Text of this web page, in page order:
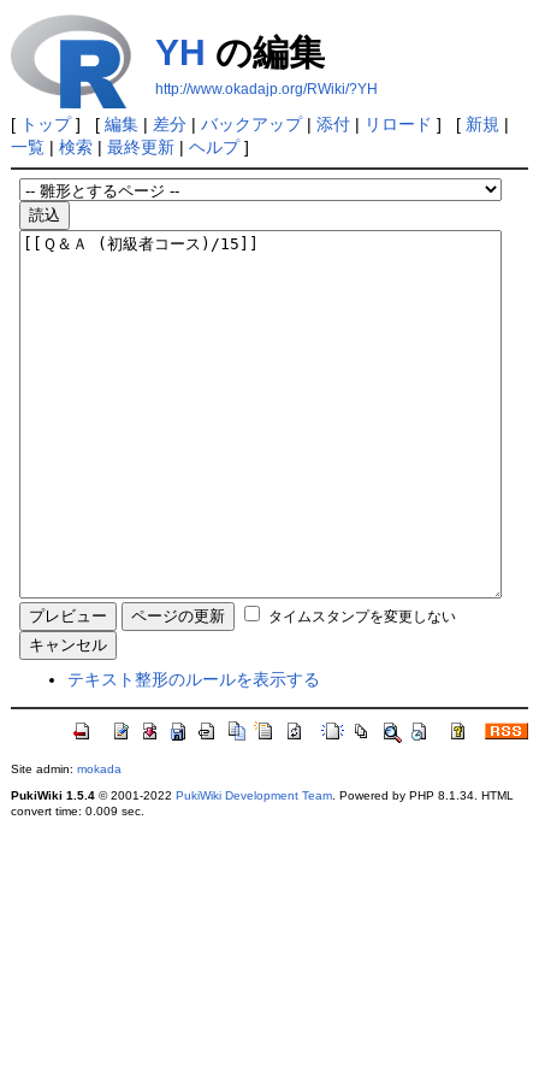
YH の編集
http://www.okadajp.org/RWiki/?YH
[ トップ] [ 編集| 差分| バックアップ| 添付| リロード ] [ 新規 |
一覧| 検索| 最終更新| ヘルプ]
タイムスタンプを変更しない
テキスト整形のルールを表示する
Site admin: mokada
PukiWiki 1.5.4© 2001-2022 PukiWiki Development Team. Powered by PHP 8.1.34. HTML
convert time: 0.009 sec.